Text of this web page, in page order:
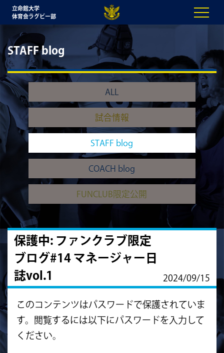
立命館大学
体育会ラグビー部
STAFF blog
ALL
試合情報
STAFF blog
COACH blog
FUNCLUB限定公開
保護中: ファンクラブ限定
ブログ#14 マネージャー日
誌vol.1
2024/09/15
このコンテンツはパスワードで保護されていま
す。閲覧するには以下にパスワードを入力して
ください。